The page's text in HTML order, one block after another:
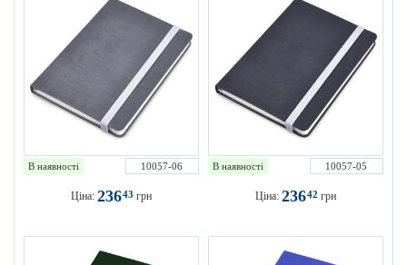
В наявності 10057-06
Ціна: 23643 грн
В наявності 10057-05
Ціна: 23642 грн